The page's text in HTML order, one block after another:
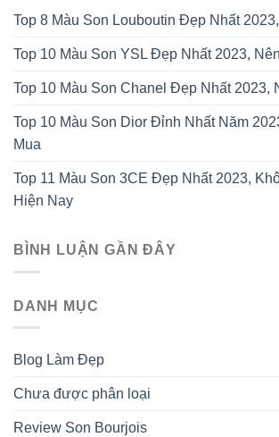
Top 8 Màu Son Louboutin Đẹp Nhất
Top 10 Màu Son YSL Đẹp Nhất 2023,
Top 10 Màu Son Chanel Đẹp Nhất 2023,
Top 10 Màu Son Dior Đỉnh Nhất Năm
Mua
Top 11 Màu Son 3CE Đẹp Nhất 2023,
Hiện Nay
BÌNH LUẬN GẦN ĐÂY
DANH MỤC
Blog Làm Đẹp
Chưa được phân loại
Review Son Bourjois